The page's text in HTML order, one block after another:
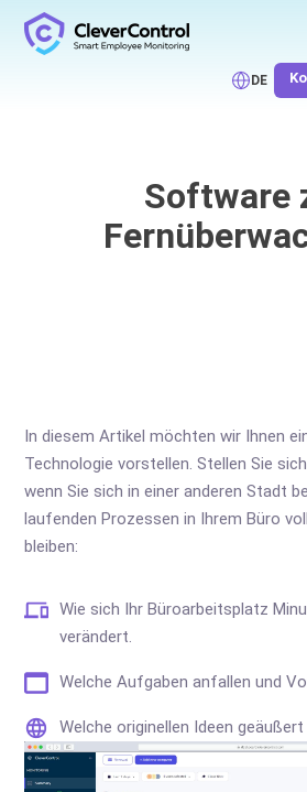
DE
Software
In diesem Artikel möchten wir Ihnen
Technologie vorstellen. Stellen Sie
wenn Sie sich in einer anderen Stadt
laufenden Prozessen in Ihrem Büro
bleiben:
Wie sich Ihr Büroarbeitsplatz
verändert.
Welche Aufgaben anfallen und
Welche originellen Ideen